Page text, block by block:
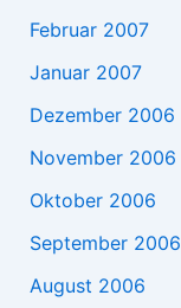
Februar 2007
Januar 2007
Dezember 2006
November 2006
Oktober 2006
September 2006
August 2006